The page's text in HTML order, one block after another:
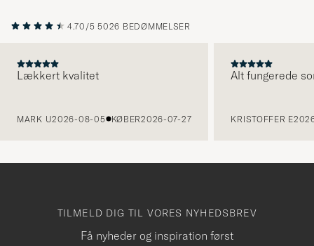
4.70/5 5026 BEDØMMELSER
Lækkert kvalitet
MARK U2026-08-05 KØBER2026-07-27
Alt fungerede
KRISTOFFER E
TILMELD DIG TIL VORES NYHEDSBREV
Få nyheder og inspiration først